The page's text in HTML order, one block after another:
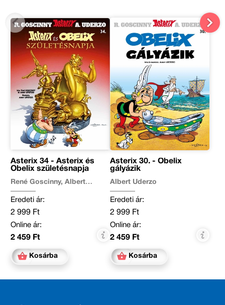
Asterix 34 - Asterix és
Obelix születésnapja
René Goscinny, Albert
Eredeti ár:
2 999 Ft
Online ár:
2 459 Ft
Kosárba
Asterix 30. - Obelix
gályázik
Albert Uderzo
Eredeti ár:
2 999 Ft
Online ár:
2 459 Ft
Kosárba